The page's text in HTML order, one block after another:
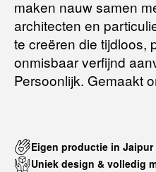
Terugbetalingsbeleid
maken nauw samen
architecten en
te creëren die tijdloos,
onmisbaar verfijnd
Persoonlijk. Gemaakt
Eigen productie in Jaipur
Uniek design & volledig